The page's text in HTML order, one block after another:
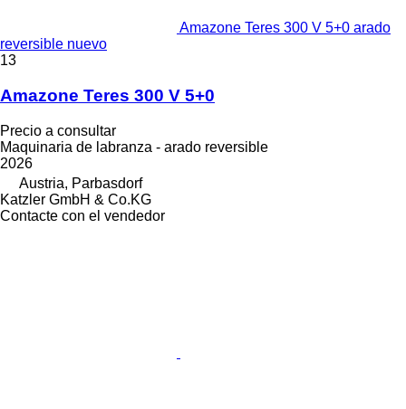
Amazone Teres 300 V 5+0 arado
reversible nuevo
13
Amazone Teres 300 V 5+0
Precio a consultar
Maquinaria de labranza - arado reversible
2026
Austria, Parbasdorf
Katzler GmbH & Co.KG
Contacte con el vendedor